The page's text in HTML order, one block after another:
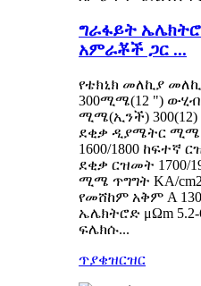
ግራፋይት
አምራቾች ጋር ...
የቴክኒክ መለኪያ
300ሚሜ(12 ")
ሚሜ(ኢንች)
ደቂቃ ዲያሜትር ሚሜ
1600/1800 ከፍተኛ
ደቂቃ ርዝመት 1700/
ሚሜ ጥግግት KA/
የመሸከም አቅም A
ኤሌክትሮድ μΩm
ፍሌክሱ...
ጥያቄዝርዝር